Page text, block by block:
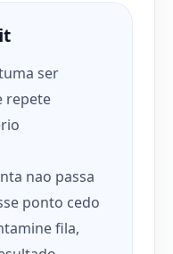
ser
repete
nao passa
ponto cedo
fila,